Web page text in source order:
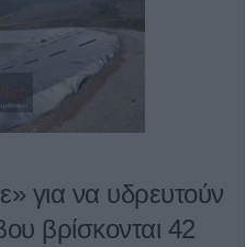
για να υδρευτούν
βρίσκονται 42